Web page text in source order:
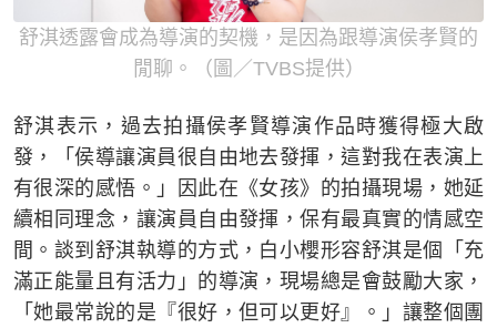
舒淇透露會成為導演的契機，是因為跟導演侯孝賢的
閒聊。（圖／TVBS提供）
舒淇表示，過去拍攝侯孝賢導演作品時獲得極大啟
發，「侯導讓演員很自由地去發揮，這對我在表演上
有很深的感悟。」因此在《女孩》的拍攝現場，她延
續相同理念，讓演員自由發揮，保有最真實的情感空
間。談到舒淇執導的方式，白小櫻形容舒淇是個「充
滿正能量且有活力」的導演，現場總是會鼓勵大家，
「她最常說的是『很好，但可以更好』。」讓整個團